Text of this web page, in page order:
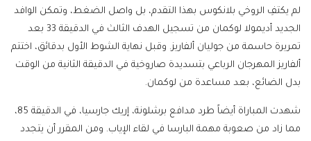
لم يكتفِ الروخي بلانكوس بهذا التقدم، بل واصل الضغط، وتمكن الوافد
الجديد أديمولا لوكمان من تسجيل الهدف الثالث في الدقيقة 33 بعد
تمريرة حاسمة من جوليان ألفاريز. وقبل نهاية الشوط الأول بدقائق، اختتم
ألفاريز المهرجان الرباعي بتسديدة صاروخية في الدقيقة الثانية من الوقت
بدل الضائع، بعد مساعدة من لوكمان.
شهدت المباراة أيضاً طرد مدافع برشلونة، إريك جارسيا، في الدقيقة 85،
مما زاد من صعوبة مهمة البارسا في لقاء الإياب. ومن المقرر أن يتجدد